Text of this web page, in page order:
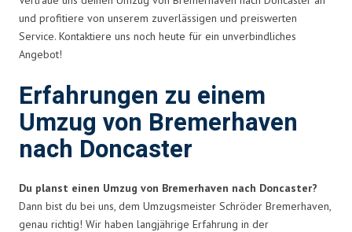
und profitiere von unserem zuverlässigen und preiswerten
Service. Kontaktiere uns noch heute für ein unverbindliches
Angebot!
Erfahrungen zu einem
Umzug von Bremerhaven
nach Doncaster
Du planst einen Umzug von Bremerhaven nach Doncaster?
Dann bist du bei uns, dem Umzugsmeister Schröder Bremerhaven,
genau richtig! Wir haben langjährige Erfahrung in der